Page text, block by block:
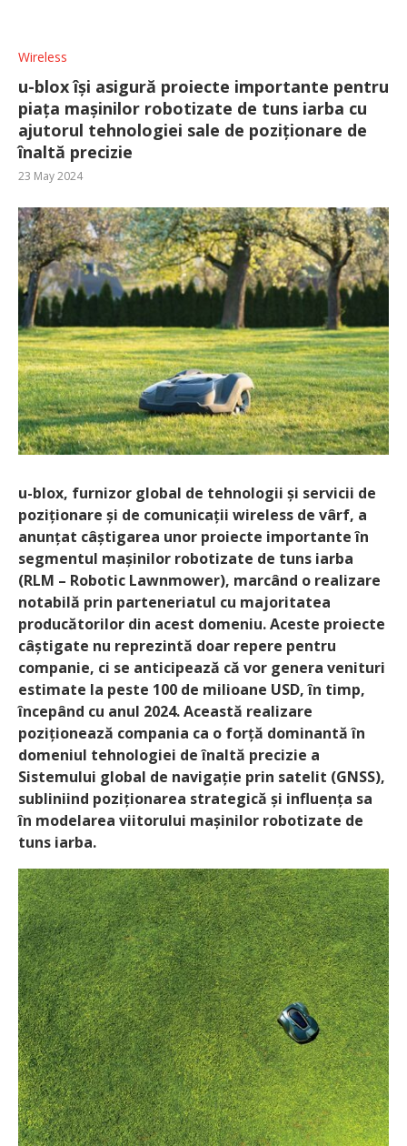
Wireless
u-blox își asigură proiecte importante pentru
piața mașinilor robotizate de tuns iarba cu
ajutorul tehnologiei sale de poziționare de
înaltă precizie
23 May 2024
u-blox, furnizor global de tehnologii și servicii de
poziționare și de comunicații wireless de vârf, a
anunțat câștigarea unor proiecte importante în
segmentul mașinilor robotizate de tuns iarba
(RLM – Robotic Lawnmower), marcând o realizare
notabilă prin parteneriatul cu majoritatea
producătorilor din acest domeniu. Aceste proiecte
câștigate nu reprezintă doar repere pentru
companie, ci se anticipează că vor genera venituri
estimate la peste 100 de milioane USD, în timp,
începând cu anul 2024. Această realizare
poziționează compania ca o forță dominantă în
domeniul tehnologiei de înaltă precizie a
Sistemului global de navigație prin satelit (GNSS),
subliniind poziționarea strategică și influența sa
în modelarea viitorului mașinilor robotizate de
tuns iarba.